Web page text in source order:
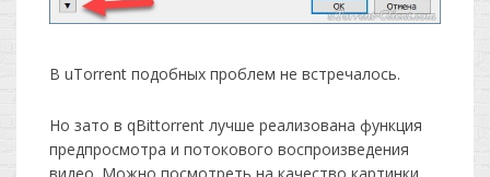
В uTorrent подобных проблем не встречалось.
Но зато в qBittorrent лучше реализована функция
предпросмотра и потокового воспроизведения